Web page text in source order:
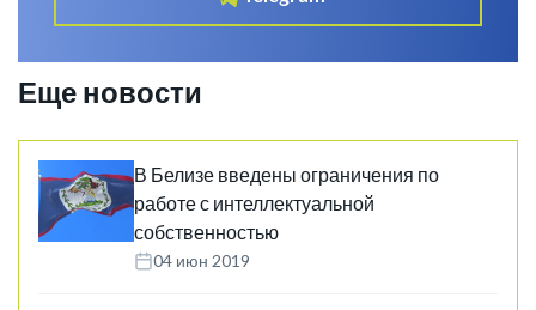
Еще новости
В Белизе введены ограничения по
работе с интеллектуальной
собственностью
04 июн 2019